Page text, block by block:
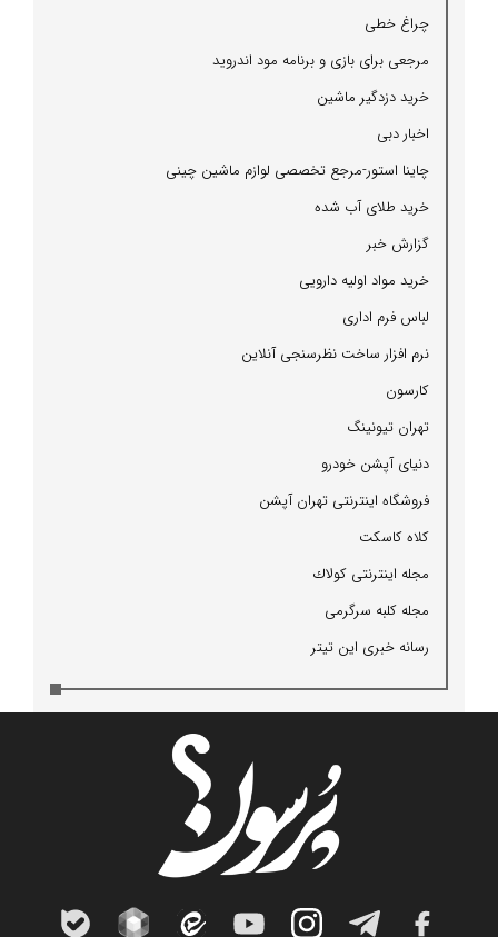
چراغ خطی
مرجعی برای بازی و برنامه مود اندروید
خرید دزدگیر ماشین
اخبار دبی
چاینا استور-مرجع تخصصی لوازم ماشین چینی
خرید طلای آب شده
گزارش خبر
خرید مواد اولیه دارویی
لباس فرم اداری
نرم افزار ساخت نظرسنجی آنلاین
كارسون
تهران تیونینگ
دنیای آپشن خودرو
فروشگاه اینترنتی تهران آپشن
كلاه كاسكت
مجله اینترنتی كولاك
مجله كلبه سرگرمی
رسانه خبری این تیتر